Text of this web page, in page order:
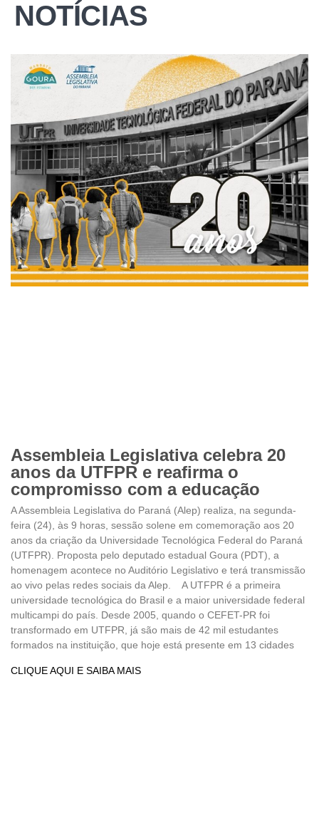
NOTÍCIAS
Assembleia Legislativa celebra 20
anos da UTFPR e reafirma o
compromisso com a educação
A Assembleia Legislativa do Paraná (Alep) realiza, na segunda-
feira (24), às 9 horas, sessão solene em comemoração aos 20
anos da criação da Universidade Tecnológica Federal do Paraná
(UTFPR). Proposta pelo deputado estadual Goura (PDT), a
homenagem acontece no Auditório Legislativo e terá transmissão
ao vivo pelas redes sociais da Alep. A UTFPR é a primeira
universidade tecnológica do Brasil e a maior universidade federal
multicampi do país. Desde 2005, quando o CEFET-PR foi
transformado em UTFPR, já são mais de 42 mil estudantes
formados na instituição, que hoje está presente em 13 cidades
CLIQUE AQUI E SAIBA MAIS